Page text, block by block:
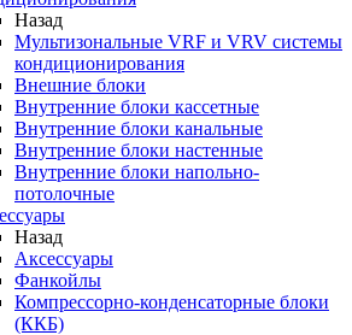
Назад
Мультизональные VRF и VRV системы
кондиционирования
Внешние блоки
Внутренние блоки кассетные
Внутренние блоки канальные
Внутренние блоки настенные
Внутренние блоки напольно-
потолочные
Назад
Аксессуары
Фанкойлы
Компрессорно-конденсаторные блоки
(ККБ)